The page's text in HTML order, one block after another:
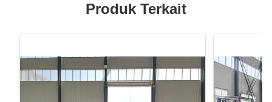
Produk Terkait